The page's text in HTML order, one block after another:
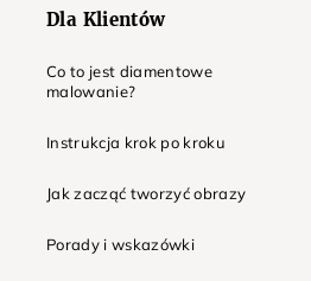
Dla Klientów
Co to jest diamentowe
malowanie?
Instrukcja krok po kroku
Jak zacząć tworzyć obrazy
Porady i wskazówki